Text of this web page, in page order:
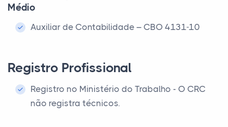
Médio
Auxiliar de Contabilidade – CBO 4131-10
Registro Profissional
Registro no Ministério do Trabalho - O CRC
não registra técnicos.